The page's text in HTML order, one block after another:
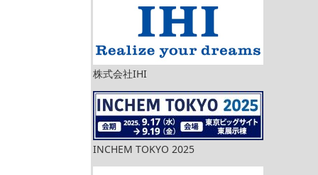
株式会社IHI
INCHEM TOKYO 2025